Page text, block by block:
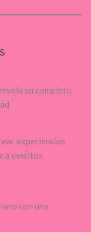
su completo
experiencias
eventos
con una